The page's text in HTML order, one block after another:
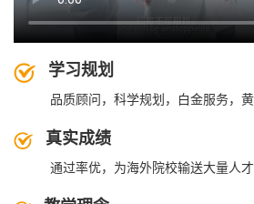
学习规划
品质顾问，科学规划，白金服务，
真实成绩
通过率优，为海外院校输送大量人才